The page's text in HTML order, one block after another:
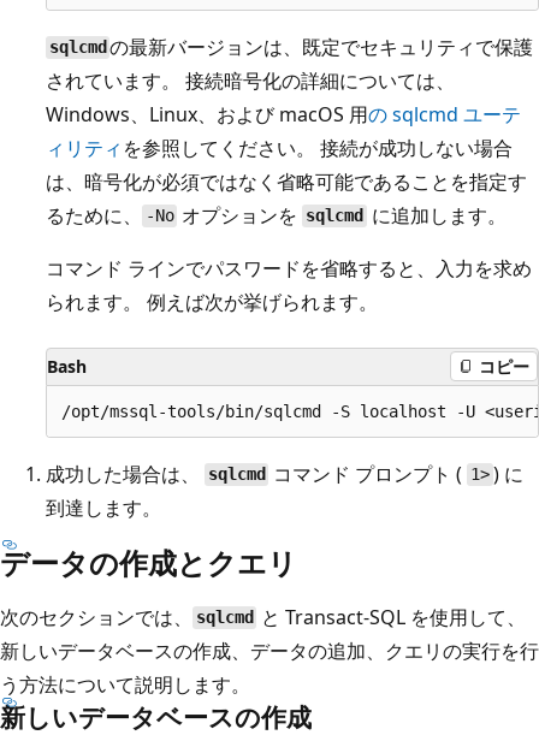
sqlcmd の最新バージョンは、既定でセキュリティで保護
されています。 接続暗号化の詳細については、
Windows、Linux、および macOS 用の sqlcmd ユーテ
ィリティ を参照してください。 接続が成功しない場合
は、暗号化が必須ではなく省略可能であることを指定す
るために、
-No オプションを sqlcmd
に追加します。
コマンド ラインでパスワードを省略すると、入力を求め
られます。 例えば次が挙げられます。
Bash コピー
成功した場合は、 sqlcmd コマンド プロンプト ( 1>) に
到達します。
データの作成とクエリ
次のセクションでは、 sqlcmd
と Transact-SQL を使用して、
新しいデータベースの作成、データの追加、クエリの実行を行
う方法について説明します。
新しいデータベースの作成